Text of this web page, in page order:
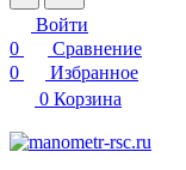
Войти
0
Сравнение
0
Избранное
0 Корзина